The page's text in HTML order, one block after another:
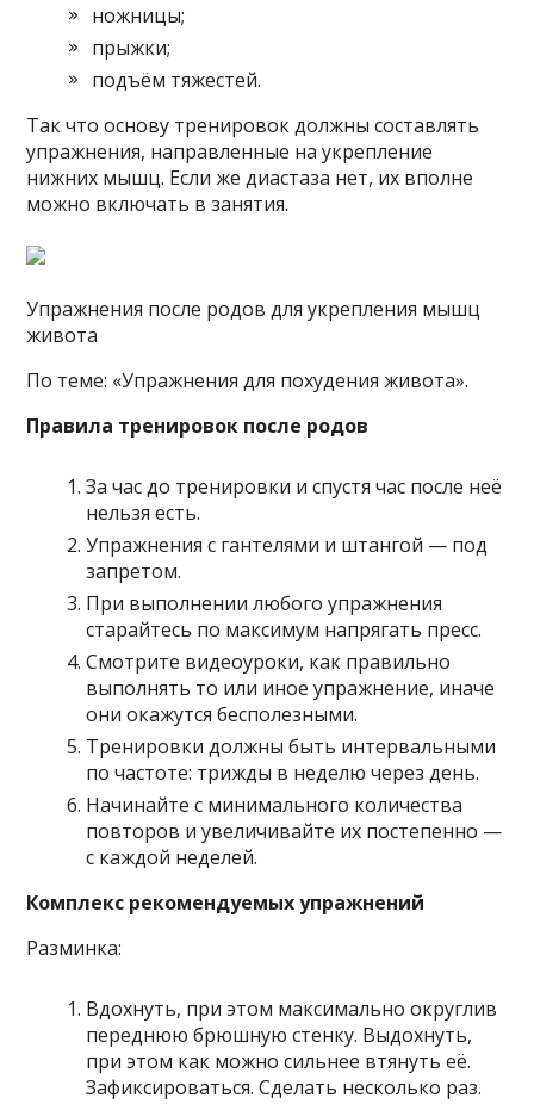
ножницы;
прыжки;
подъём тяжестей.
Так что основу тренировок должны составлять
упражнения, направленные на укрепление
нижних мышц. Если же диастаза нет, их вполне
можно включать в занятия.
Упражнения после родов для укрепления мышц
живота
По теме: «Упражнения для похудения живота».
Правила тренировок после родов
За час до тренировки и спустя час после неё
нельзя есть.
Упражнения с гантелями и штангой — под
запретом.
При выполнении любого упражнения
старайтесь по максимум напрягать пресс.
Смотрите видеоуроки, как правильно
выполнять то или иное упражнение, иначе
они окажутся бесполезными.
Тренировки должны быть интервальными
по частоте: трижды в неделю через день.
Начинайте с минимального количества
повторов и увеличивайте их постепенно —
с каждой неделей.
Комплекс рекомендуемых упражнений
Разминка:
Вдохнуть, при этом максимально округлив
переднюю брюшную стенку. Выдохнуть,
при этом как можно сильнее втянуть её.
Зафиксироваться. Сделать несколько раз.